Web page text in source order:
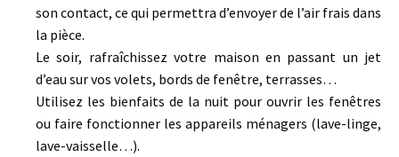
son contact, ce qui permettra d’envoyer de l’air frais dans
la pièce.
Le soir, rafraîchissez votre maison en passant un jet
d’eau sur vos volets, bords de fenêtre, terrasses…
Utilisez les bienfaits de la nuit pour ouvrir les fenêtres
ou faire fonctionner les appareils ménagers (lave-linge,
lave-vaisselle…).